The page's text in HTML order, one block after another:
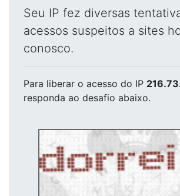
Seu IP fez diversas
acessos suspeitos a sites
conosco.
Para liberar o acesso do IP
responda ao desafio abaixo.